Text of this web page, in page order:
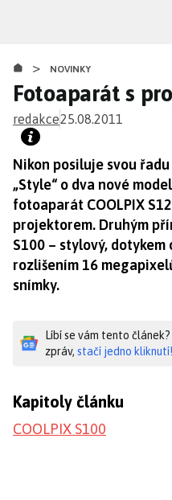
obsahu
> NOVINKY
Fotoaparát s
redakce25.08.2011
Nikon posiluje svou
„Style“ o dva nové
fotoaparát COOLPIX
projektorem. Druhým
S100 – stylový,
rozlišením 16
snímky.
Líbí se vám tento
zpráv, stačí jedno kliknutí!
Kapitoly článku
COOLPIX S100